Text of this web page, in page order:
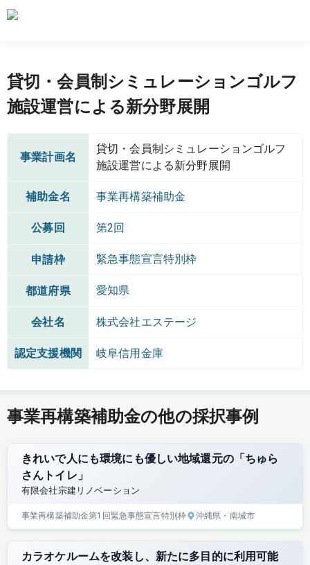
貸切・会員制シミュレーションゴルフ
施設運営による新分野展開
事業計画名
貸切・会員制シミュレーションゴルフ
施設運営による新分野展開
補助金名 事業再構築補助金
公募回 第2回
申請枠 緊急事態宣言特別枠
都道府県 愛知県
会社名 株式会社エステージ
認定支援機関 岐阜信用金庫
事業再構築補助金の他の採択事例
きれいで人にも環境にも優しい地域還元の「ちゅら
さんトイレ」
有限会社宗建リノベーション
事業再構築補助金第1回緊急事態宣言特別枠 沖縄県 ・南城市
カラオケルームを改装し、新たに多目的に利用可能